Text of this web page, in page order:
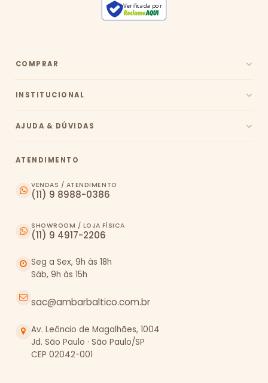
Verificada por
COMPRAR
INSTITUCIONAL
AJUDA & DÚVIDAS
ATENDIMENTO
VENDAS / ATENDIMENTO
(11) 9 8988-0386
SHOWROOM / LOJA FÍSICA
(11) 9 4917-2206
Seg a Sex, 9h às 18h
Sáb, 9h às 15h
sac@ambarbaltico.com.br
Av. Leôncio de Magalhães, 1004
Jd. São Paulo · São Paulo/SP
CEP 02042-001